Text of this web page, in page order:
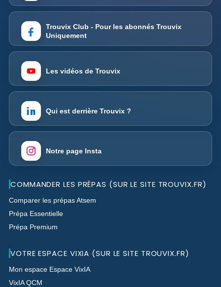
Trouvix Club - Pour les abonnés Trouvix
Uniquement
Les vidéos de Trouvix
Qui est derrière Trouvix ?
Notre page Insta
COMMANDER LES PRÉPAS (SUR LE SITE TROUVIX.FR)
Comparer les prépas Atsem
Prépa Essentielle
Prépa Premium
VOTRE ESPACE VIXIA (SUR LE SITE TROUVIX.FR)
Mon espace Espace VixIA
VixIA QCM